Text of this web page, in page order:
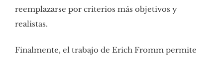
reemplazarse por criterios más objetivos y
realistas.
Finalmente, el trabajo de Erich Fromm permite